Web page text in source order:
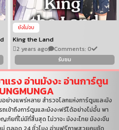
ยังไม่จบ
King the Land
2 years ago Comments: 0
รับชม
รง อ่านมังงะ อ่านการ์ตูน
ย่างแพร่หลาย สำรวจโลกแห่งการ์ตูนและมัง
เข้าถึงการ์ตูนและมังงะฟรีได้อย่างไม่อั้น พา
ภัยที่ไม่มีที่สิ้นสุด ไม่วาจะ มังงะไทย มังงะจีน